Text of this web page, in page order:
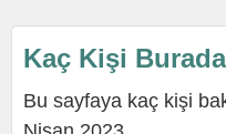
Kaç Kişi
Bu sayfaya kaç kişi